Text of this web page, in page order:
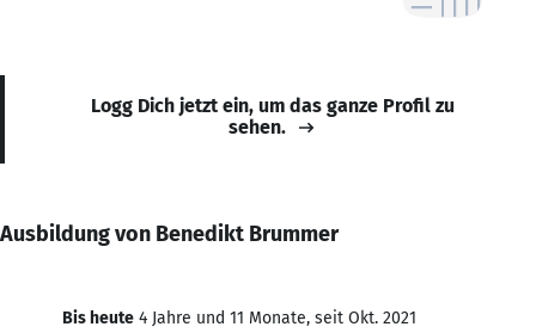
Logg Dich jetzt ein, um das ganze Profil zu
sehen.
Ausbildung von Benedikt Brummer
Bis heute 4 Jahre und 11 Monate, seit Okt. 2021